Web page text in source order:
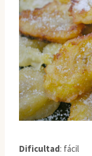
Dificultad: fácil